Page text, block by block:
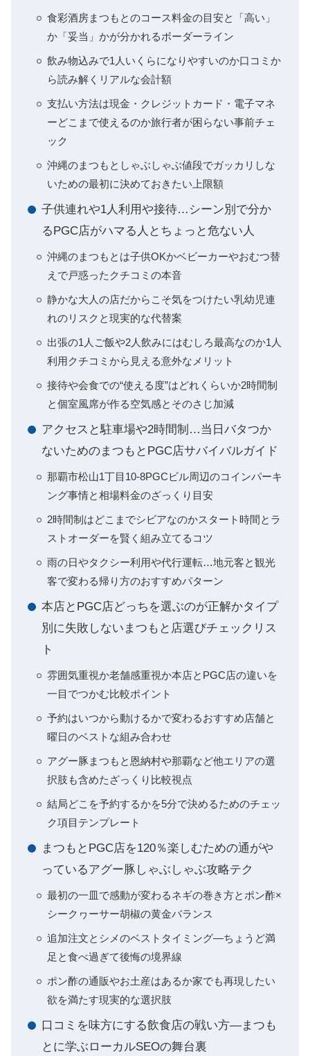
食彩酒房まつもとのコース料金の目安と「高い」
か「妥当」かが分かれるボーダーライン
飲み物込みで1人いくらになりやすいのか口コミか
ら読み解くリアルな会計額
支払い方法は現金・クレジットカード・電子マネ
ーどこまで使えるのか旅行者が困らない事前チェ
ック
沖縄のまつもとしゃぶしゃぶ値段でガッカリしな
いための最初に決めておきたい上限額
子供連れや1人利用や接待…シーン別で分か
るPGC店がハマる人とちょっと危ない人
沖縄のまつもとは子供OKかベビーカーやおむつ替
えで戸惑ったクチコミの本音
静かな大人の店だからこそ気をつけたい乳幼児連
れのリスクと現実的な代替案
出張の1人ご飯や2人飲みにはむしろ最高なのか1人
利用クチコミから見える意外なメリット
接待や会食での“使える度”はどれくらいか2時間制
と個室風席が作る空気感とそのさじ加減
アクセスと駐車場や2時間制…当日バタつか
ないためのまつもとPGC店サバイバルガイド
那覇市松山1丁目10-8PGCビル周辺のコインパーキ
ング事情と相場料金のざっくり目安
2時間制はどこまでシビアなのかスタート時間とラ
ストオーダーを賢く組み立てるコツ
雨の日やタクシー利用や代行運転…地元客と観光
客で変わる帰り方のおすすめパターン
本店とPGC店どっちを選ぶのが正解かタイプ
別に失敗しないまつもと店選びチェックリス
ト
雰囲気重視か老舗感重視か本店とPGC店の違いを
一目でつかむ比較ポイント
予約はいつから動けるかで変わるおすすめ店舗と
曜日のベストな組み合わせ
アグー豚まつもと恩納村や那覇など他エリアの選
択肢も含めたざっくり比較視点
結局どこを予約するかを5分で決めるためのチェッ
ク項目テンプレート
まつもとPGC店を120％楽しむための通がや
っているアグー豚しゃぶしゃぶ攻略テク
最初の一皿で感動が変わるネギの巻き方とポン酢×
シークヮーサー胡椒の黄金バランス
追加注文とシメのベストタイミング―ちょうど満
足と食べ過ぎて後悔の境界線
ポン酢の通販やお土産はあるか家でも再現したい
欲を満たす現実的な選択肢
口コミを味方にする飲食店の戦い方―まつも
とに学ぶローカルSEOの舞台裏